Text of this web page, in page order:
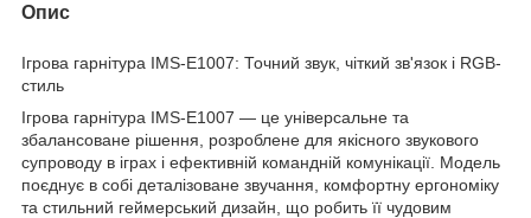
Опис
Ігрова гарнітура IMS-E1007: Точний звук, чіткий зв'язок і RGB-
стиль
Ігрова гарнітура IMS-E1007 — це універсальне та
збалансоване рішення, розроблене для якісного звукового
супроводу в іграх і ефективній командній комунікації. Модель
поєднує в собі деталізоване звучання, комфортну ергономіку
та стильний геймерський дизайн, що робить її чудовим